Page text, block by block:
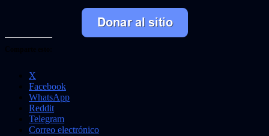
X
Facebook
WhatsApp
Reddit
Telegram
Correo electrónico